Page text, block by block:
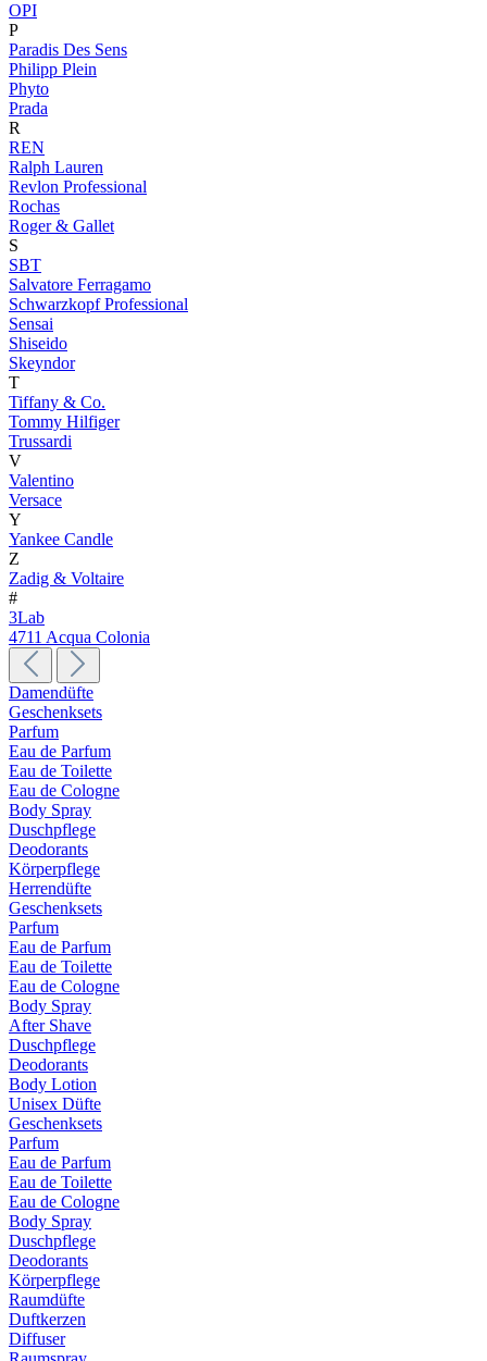
OPI
P
Paradis Des Sens
Philipp Plein
Phyto
Prada
R
REN
Ralph Lauren
Revlon Professional
Rochas
Roger & Gallet
S
SBT
Salvatore Ferragamo
Schwarzkopf Professional
Sensai
Shiseido
Skeyndor
T
Tiffany & Co.
Tommy Hilfiger
Trussardi
V
Valentino
Versace
Y
Yankee Candle
Z
Zadig & Voltaire
#
3Lab
4711 Acqua Colonia
Damendüfte
Geschenksets
Parfum
Eau de Parfum
Eau de Toilette
Eau de Cologne
Body Spray
Duschpflege
Deodorants
Körperpflege
Herrendüfte
Geschenksets
Parfum
Eau de Parfum
Eau de Toilette
Eau de Cologne
Body Spray
After Shave
Duschpflege
Deodorants
Body Lotion
Unisex Düfte
Geschenksets
Parfum
Eau de Parfum
Eau de Toilette
Eau de Cologne
Body Spray
Duschpflege
Deodorants
Körperpflege
Raumdüfte
Duftkerzen
Diffuser